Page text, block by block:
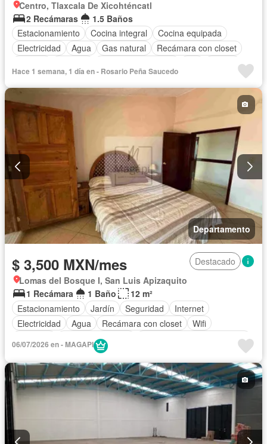
Centro, Tlaxcala De Xicohténcatl
2 Recámaras
1.5 Baños
Estacionamiento
Cocina integral
Cocina equipada
Electricidad
Agua Gas natural
Recámara con closet
Solo familias
Completamente amueblado
Hace 1 semana, 1 día en - Rosario Peña Saucedo
Departamento
$ 3,500 MXN/mes
Destacado
Lomas del Bosque I, San Luis Apizaquito
1 Recámara
1 Baño
12 m²
Estacionamiento
Jardín Seguridad
Internet
Electricidad
Agua Recámara con closet
Wifi
Cuarto de servicio Completamente amueblado
06/07/2026 en - MAGAPI